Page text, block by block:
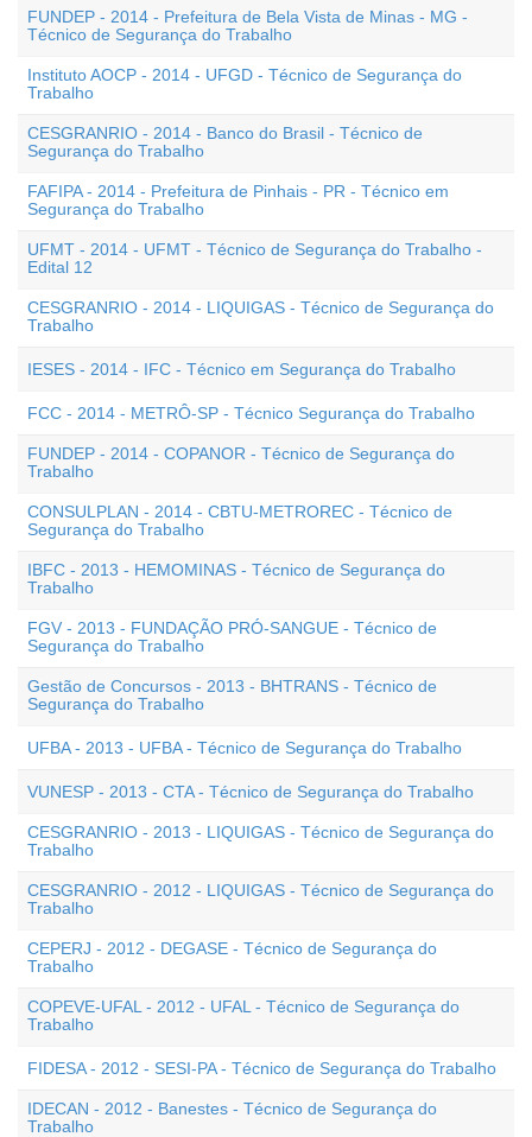
FUNDEP - 2014 - Prefeitura de Bela Vista de Minas - MG -
Técnico de Segurança do Trabalho
Instituto AOCP - 2014 - UFGD - Técnico de Segurança do
Trabalho
CESGRANRIO - 2014 - Banco do Brasil - Técnico de
Segurança do Trabalho
FAFIPA - 2014 - Prefeitura de Pinhais - PR - Técnico em
Segurança do Trabalho
UFMT - 2014 - UFMT - Técnico de Segurança do Trabalho -
Edital 12
CESGRANRIO - 2014 - LIQUIGAS - Técnico de Segurança do
Trabalho
IESES - 2014 - IFC - Técnico em Segurança do Trabalho
FCC - 2014 - METRÔ-SP - Técnico Segurança do Trabalho
FUNDEP - 2014 - COPANOR - Técnico de Segurança do
Trabalho
CONSULPLAN - 2014 - CBTU-METROREC - Técnico de
Segurança do Trabalho
IBFC - 2013 - HEMOMINAS - Técnico de Segurança do
Trabalho
FGV - 2013 - FUNDAÇÃO PRÓ-SANGUE - Técnico de
Segurança do Trabalho
Gestão de Concursos - 2013 - BHTRANS - Técnico de
Segurança do Trabalho
UFBA - 2013 - UFBA - Técnico de Segurança do Trabalho
VUNESP - 2013 - CTA - Técnico de Segurança do Trabalho
CESGRANRIO - 2013 - LIQUIGAS - Técnico de Segurança do
Trabalho
CESGRANRIO - 2012 - LIQUIGAS - Técnico de Segurança do
Trabalho
CEPERJ - 2012 - DEGASE - Técnico de Segurança do
Trabalho
COPEVE-UFAL - 2012 - UFAL - Técnico de Segurança do
Trabalho
FIDESA - 2012 - SESI-PA - Técnico de Segurança do Trabalho
IDECAN - 2012 - Banestes - Técnico de Segurança do
Trabalho